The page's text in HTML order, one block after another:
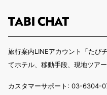
旅行案内LINEアカウント「たび
てホテル、移動手段、現地ツアー
カスタマーサポート: 03-6304-